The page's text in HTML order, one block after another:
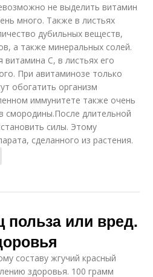
не выделить витамин
много. Также в листьях
дубильных веществ,
а также минеральных солей.
витамина С, в листьях его
При авитаминозе только
обогатить организм
иммунитете также очень
смородины.После длительной
силы. Этому
сделанного из растения.
польза или вред.
составу жгучий красный
здоровья. 100 грамм